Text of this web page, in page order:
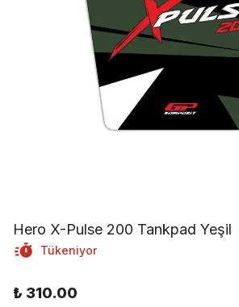
Hero X-Pulse 200 Tankpad Yeşil
Tükeniyor
₺ 310.00